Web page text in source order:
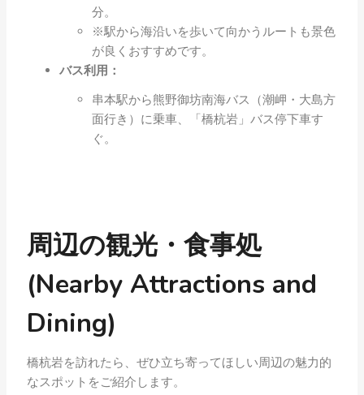
分。
※駅から海沿いを歩いて向かうルートも景色
が良くおすすめです。
バス利用：
串本駅から熊野御坊南海バス（潮岬・大島方
面行き）に乗車、「橋杭岩」バス停下車す
ぐ。
周辺の観光・食事処
(Nearby Attractions and
Dining)
橋杭岩を訪れたら、ぜひ立ち寄ってほしい周辺の魅力的
なスポットをご紹介します。